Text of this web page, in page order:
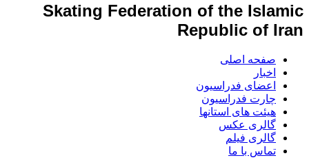
Skating Federation of the Islamic
Republic of Iran
صفحه اصلی
اخبار
اعضای فدراسیون
چارت فدراسیون
هیئت های استانها
گالری عکس
گالری فیلم
تماس با ما